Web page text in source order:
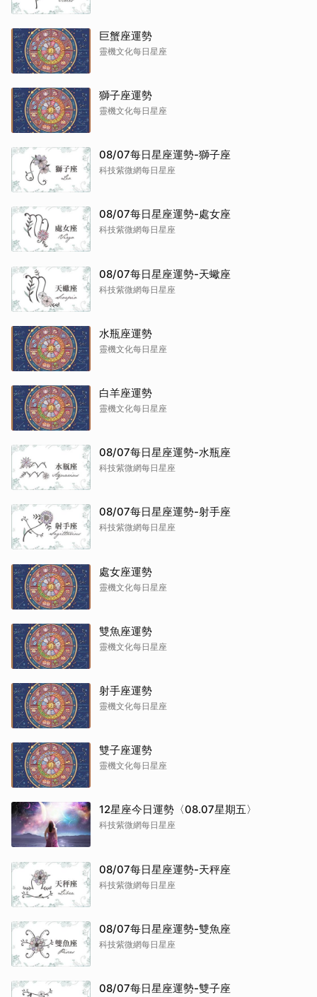
巨蟹座運勢
靈機文化每日星座
獅子座運勢
靈機文化每日星座
08/07每日星座運勢-獅子座
科技紫微網每日星座
08/07每日星座運勢-處女座
科技紫微網每日星座
08/07每日星座運勢-天蠍座
科技紫微網每日星座
水瓶座運勢
靈機文化每日星座
白羊座運勢
靈機文化每日星座
08/07每日星座運勢-水瓶座
科技紫微網每日星座
08/07每日星座運勢-射手座
科技紫微網每日星座
處女座運勢
靈機文化每日星座
雙魚座運勢
靈機文化每日星座
射手座運勢
靈機文化每日星座
雙子座運勢
靈機文化每日星座
12星座今日運勢〈08.07星期五〉
科技紫微網每日星座
08/07每日星座運勢-天秤座
科技紫微網每日星座
08/07每日星座運勢-雙魚座
科技紫微網每日星座
08/07每日星座運勢-雙子座